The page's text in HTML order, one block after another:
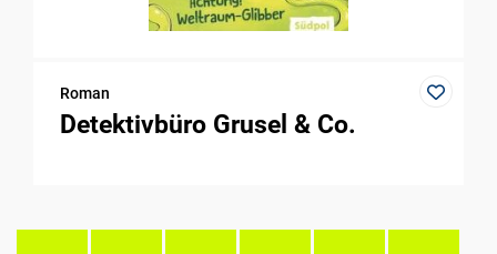
Roman
Detektivbüro Grusel & Co.